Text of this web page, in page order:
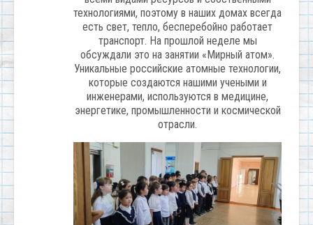
технологиями, поэтому в наших домах всегда
есть свет, тепло, бесперебойно работает
транспорт. На прошлой неделе мы
обсуждали это на занятии «Мирный атом».
Уникальные российские атомные технологии,
которые создаются нашими учеными и
инженерами, используются в медицине,
энергетике, промышленности и космической
отрасли.